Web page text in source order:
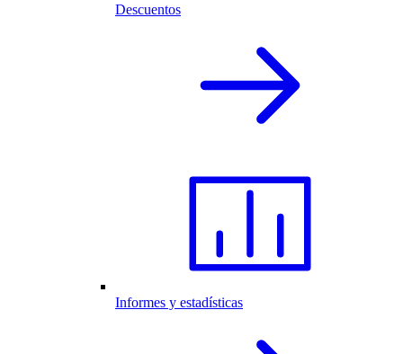
Descuentos
Informes y estadísticas